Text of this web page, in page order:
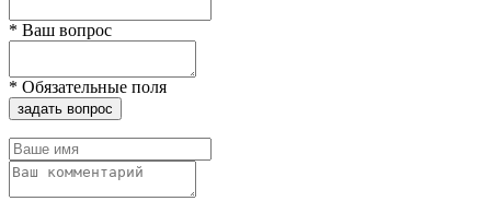
* Ваш вопрос
* Обязательные поля
задать вопрос